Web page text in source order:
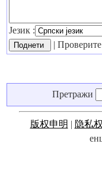
Језик :
|
Претражи
版权申明 | 隐私